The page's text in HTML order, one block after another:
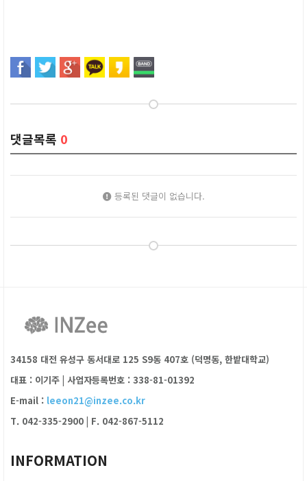
댓글목록 0
등록된 댓글이 없습니다.
34158 대전 유성구 동서대로 125 S9동 407호 (덕명동, 한밭대학교)
대표 : 이기주 | 사업자등록번호 : 338-81-01392
E-mail : leeon21@inzee.co.kr
T. 042-335-2900 | F. 042-867-5112
INFORMATION